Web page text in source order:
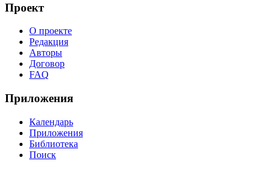
Проект
О проекте
Редакция
Авторы
Договор
FAQ
Приложения
Календарь
Приложения
Библиотека
Поиск